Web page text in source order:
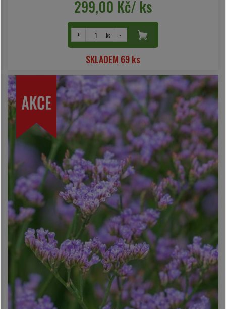
299,00 Kč/ ks
+ ks -
SKLADEM 69 ks